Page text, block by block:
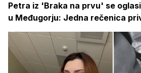
Petra iz 'Braka na prvu' se
u Međugorju: Jedna rečenica